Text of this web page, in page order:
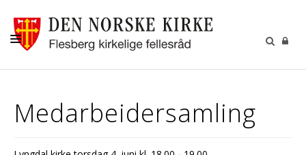
BARN OG UNGE
Medarbeidersamling